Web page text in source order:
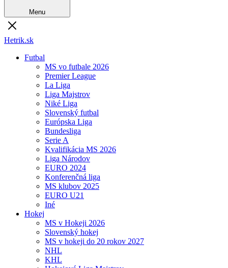
Menu
Hetrik.sk
Futbal
MS vo futbale 2026
Premier League
La Liga
Liga Majstrov
Niké Liga
Slovenský futbal
Európska Liga
Bundesliga
Serie A
Kvalifikácia MS 2026
Liga Národov
EURO 2024
Konferenčná liga
MS klubov 2025
EURO U21
Iné
Hokej
MS v Hokeji 2026
Slovenský hokej
MS v hokeji do 20 rokov 2027
NHL
KHL